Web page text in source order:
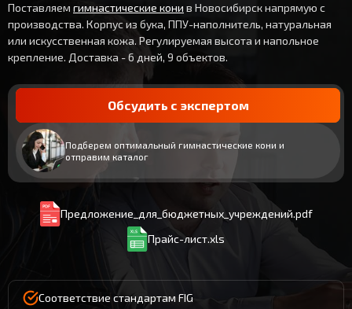
Поставляем гимнастические кони в Новосибирск напрямую с
производства. Корпус из бука, ППУ-наполнитель, натуральная
или искусственная кожа. Регулируемая высота и напольное
крепление. Доставка - 6 дней, 9 объектов.
Обсудить с экспертом
Подберем оптимальный гимнастические кони и
отправим каталог
Предложение_для_бюджетных_учреждений.pdf
Прайс-лист.xls
Соответствие стандартам FIG